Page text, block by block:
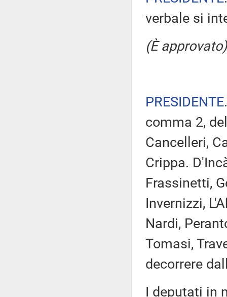
verbale si
(È approvato)
PRESIDENTE
comma 2,
Cancelleri,
Crippa.
Frassinetti,
Invernizzi,
Nardi,
Tomasi,
decorrere
I deputati in